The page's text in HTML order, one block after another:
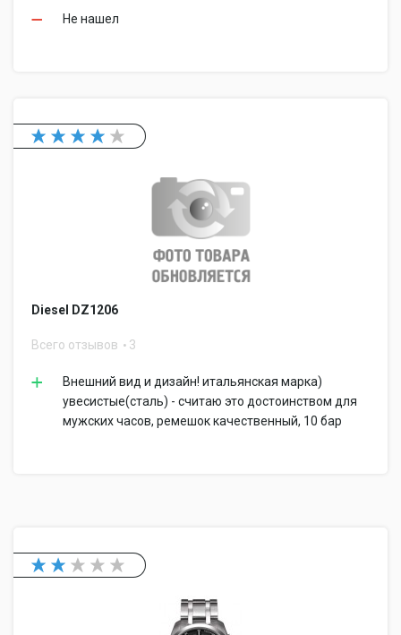
Не нашел
Diesel DZ1206
Всего отзывов 3
Внешний вид и дизайн! итальянская марка)
увесистые(сталь) - считаю это достоинством для
мужских часов, ремешок качественный, 10 бар